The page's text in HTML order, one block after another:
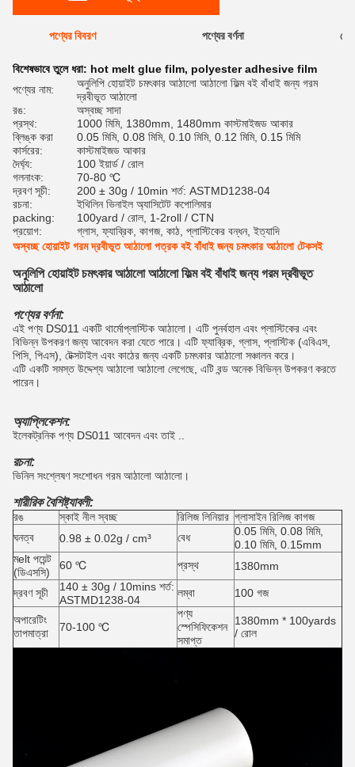
পণ্যের বিবরণ পণ্যের বর্ণনা
বিশেষভাবে তুলে ধরা: hot melt glue film, polyester adhesive film
পণ্যের নাম:
অনুলিপি হোয়াইট চমৎকার আঠালো আঠালো ফিল্ম বই বাঁধাই জন্য গরম
দ্রবীভূত আঠালো
রঙ:
অস্বচ্ছ সাদা
প্রস্থ:
1000 মিমি, 1380mm, 1480mm কাস্টমাইজড আকার
ব্লিঙ্ক করা
কার্সরের:
0.05 মিমি, 0.08 মিমি, 0.10 মিমি, 0.12 মিমি, 0.15 মিমি
কাস্টমাইজড আকার
দৈর্ঘ্য:
100 ইয়ার্ড / রোল
গলনাংক:
70-80 ℃
দ্রবণ সূচী:
200 ± 30g / 10min শর্ত: ASTMD1238-04
রচনা:
ইথিলিন ভিনাইল অ্যাসিটেট কপোলিমার
packing:
100yard / রোল, 1-2roll / CTN
প্রয়োগ:
গ্লাস, ফ্যাব্রিক, কাগজ, কাঠ, প্লাস্টিকের বন্ধন, ইত্যাদি
অস্বচ্ছ হোয়াইট গরম দ্রবীভূত আঠালো পত্রক বই বাঁধাই জন্য চমৎকার আঠালো টেকসই
অনুলিপি হোয়াইট চমৎকার আঠালো আঠালো ফিল্ম বই বাঁধাই জন্য গরম দ্রবীভূত
আঠালো
পণ্যের বর্ণনা:
এই পণ্য DS011 একটি থার্মোপ্লাস্টিক আঠালো। এটি পুনর্বহাল এবং প্লাস্টিকের এবং
বিভিন্ন উপকরণ জন্য আবেদন করা যেতে পারে। এটি ফ্যাব্রিক, গ্লাস, প্লাস্টিক (এবিএস,
পিসি, পিএস), টেক্সটাইল এবং কাঠের জন্য একটি চমৎকার আঠালো সঞ্চালন করে।
এটি একটি সমস্ত উদ্দেশ্য আঠালো আঠালো লেগেছে, এটি বন্ড অনেক বিভিন্ন উপকরণ করতে
পারেন।
অ্যাপ্লিকেশন:
ইলেকট্রনিক পণ্য DS011 আবেদন এবং তাই ..
রচনা:
ভিনিল সংশ্লেষণ সংশোধন গরম আঠালো আঠালো।
শারীরিক বৈশিষ্ট্যাবলী:
রঙ স্কাই নীল স্বচ্ছ রিলিজ লিনিয়ার গ্লাসাইন রিলিজ কাগজ
ঘনত্ব
0.98 ± 0.02g / cm³ বেধ
0.05 মিমি, 0.08 মিমি,
0.10 মিমি, 0.15mm
মelt পয়েন্ট
(ডিএসসি)
60 ℃ প্রস্থ 1380mm
দ্রবণ সূচী
140 ± 30g / 10mins শর্ত:
ASTMD1238-04
লম্বা 100 গজ
অপারেটিং
তাপমাত্রা
70-100 ℃
পণ্য
স্পেসিফিকেশন
সমাপ্ত
1380mm * 100yards
/ রোল